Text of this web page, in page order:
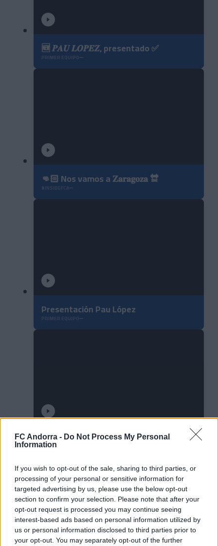
FC Andorra - Do Not Process My Personal
Information
If you wish to opt-out of the sale, sharing to third parties, or
processing of your personal or sensitive information for
targeted advertising by us, please use the below opt-out
section to confirm your selection. Please note that after your
opt-out request is processed you may continue seeing
interest-based ads based on personal information utilized by
us or personal information disclosed to third parties prior to
your opt-out. You may separately opt-out of the further
🆕 𝑷𝑨𝑼 𝑳𝑶𝑷𝑬𝒁, presentado ✅
PRIMER EQUIPO
👊🏻 Nos vamos a 𝐙𝐚𝐫𝐚𝐠𝐨𝐳𝐚 🔛
#INSIDEFCA
Presentación Pau López
PRIMER EQUIPO
Don’t touch the ball challenge 🤦🏻‍♂️😂
PRIMER EQUIPO
PRIMER EQUIPO